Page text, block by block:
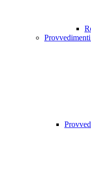
Provvedimenti